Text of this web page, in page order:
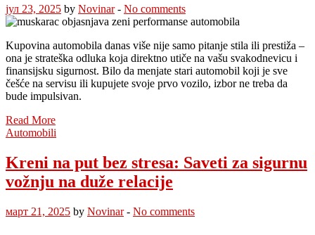
јул 23, 2025 by Novinar- No comments
Kupovina automobila danas više nije samo pitanje stila ili prestiža –
ona je strateška odluka koja direktno utiče na vašu svakodnevicu i
finansijsku sigurnost. Bilo da menjate stari automobil koji je sve
češće na servisu ili kupujete svoje prvo vozilo, izbor ne treba da
bude impulsivan.
Read More
Automobili
Kreni na put bez stresa: Saveti za sigurnu
vožnju na duže relacije
март 21, 2025 by Novinar- No comments